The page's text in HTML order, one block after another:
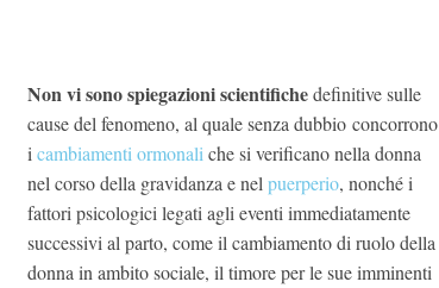
Non vi sono spiegazioni scientifichedefinitive sulle
cause del fenomeno, al quale senza dubbio concorrono
i cambiamenti ormonali che si verificano nella donna
nel corso della gravidanza e nel puerperio, nonché i
fattori psicologici legati agli eventi immediatamente
successivi al parto, come il cambiamento di ruolo della
donna in ambito sociale, il timore per le sue imminenti